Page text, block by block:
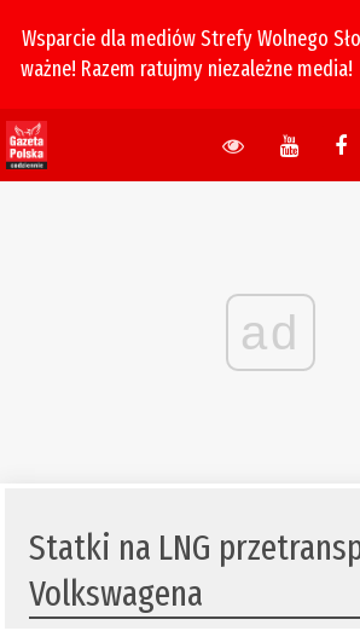
Wsparcie dla mediów Strefy Wolnego
ważne! Razem ratujmy niezależne media!
ad
​Statki na LNG
Volkswagena